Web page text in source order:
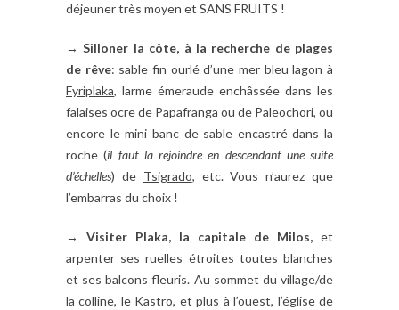
déjeuner très moyen et SANS FRUITS !
→Silloner la côte, à la recherche de plages
de rêve: sable fin ourlé d’une mer bleu lagon à
Fyriplaka, larme émeraude enchâssée dans les
falaises ocre de Papafranga ou de Paleochori, ou
encore le mini banc de sable encastré dans la
roche (il faut la rejoindre en descendant une suite
d’échelles) de Tsigrado, etc. Vous n’aurez que
l’embarras du choix !
→ Visiter Plaka, la capitale de Milos, et
arpenter ses ruelles étroites toutes blanches
et ses balcons fleuris. Au sommet du village/de
la colline, le Kastro, et plus à l’ouest, l’église de